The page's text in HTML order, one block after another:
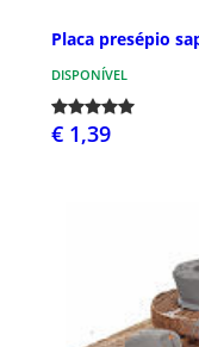
Placa presépio
DISPONÍVEL
€ 1,39